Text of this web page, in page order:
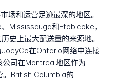
场和运营足迹最深的地区。
Mississauga和Etobicoke，
史上最大配送量的来源地。
在Ontario网络中连接
司在Montreal地区作为
。British Columbia的